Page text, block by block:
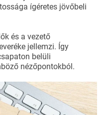
ígéretes jövőbeli
és a vezető
jellemzi. Így
belüli
nézőpontokból.